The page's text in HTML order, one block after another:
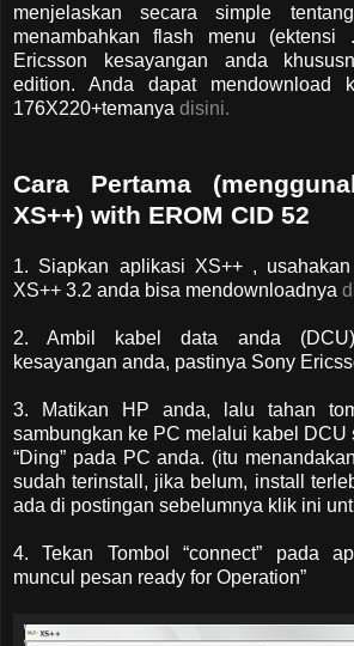
menjelaskan secara simple
menambahkan flash menu
Ericsson kesayangan anda
edition. Anda dapat mendownload
176X220+temanya disini.
Cara Pertama
XS++) with EROM CID 52
1. Siapkan aplikasi XS++ ,
XS++ 3.2 anda bisa mendownloadnya
2. Ambil kabel data anda
kesayangan anda, pastinya Sony
3. Matikan HP anda, lalu tahan
sambungkan ke PC melalui kabel DCU
“Ding” pada PC anda. (itu
sudah terinstall, jika belum, install
ada di postingan sebelumnya klik ini
4. Tekan Tombol “connect” pada
muncul pesan ready for Operation”